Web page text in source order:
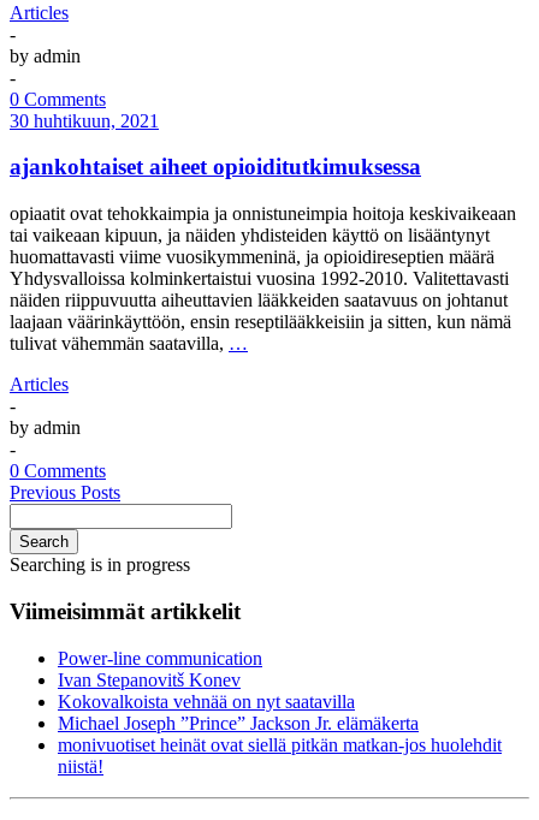
Articles
-
by admin
-
0 Comments
30 huhtikuun, 2021
ajankohtaiset aiheet opioiditutkimuksessa
opiaatit ovat tehokkaimpia ja onnistuneimpia hoitoja keskivaikeaan
tai vaikeaan kipuun, ja näiden yhdisteiden käyttö on lisääntynyt
huomattavasti viime vuosikymmeninä, ja opioidireseptien määrä
Yhdysvalloissa kolminkertaistui vuosina 1992-2010. Valitettavasti
näiden riippuvuutta aiheuttavien lääkkeiden saatavuus on johtanut
laajaan väärinkäyttöön, ensin reseptilääkkeisiin ja sitten, kun nämä
tulivat vähemmän saatavilla, …
Articles
-
by admin
-
0 Comments
Previous Posts
Search
Searching is in progress
Viimeisimmät artikkelit
Power-line communication
Ivan Stepanovitš Konev
Kokovalkoista vehnää on nyt saatavilla
Michael Joseph ”Prince” Jackson Jr. elämäkerta
monivuotiset heinät ovat siellä pitkän matkan-jos huolehdit
niistä!